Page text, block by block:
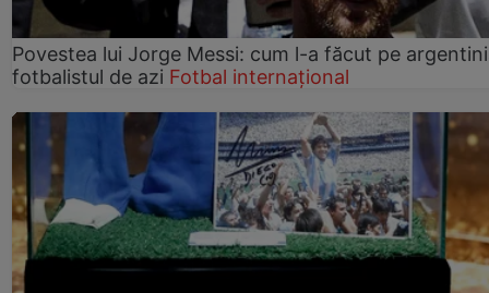
Povestea lui Jorge Messi: cum l-a făcut pe
fotbalistul de azi Fotbal internațional